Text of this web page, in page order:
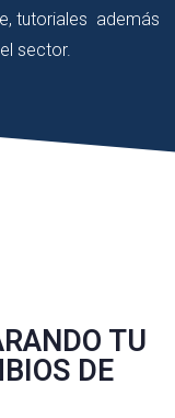
tutoriales además
sector.
TU
DE